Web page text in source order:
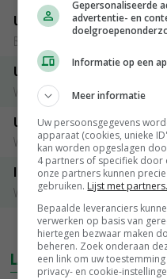
Uitbetaalprijs DCA
Biggen weekprijzen
Uitbetaalprijs Compaxo
Vleesvarkens
Uitbetaalprijs Van Rooi Meat
Vleesvarkens
ISN prijs Frankrijk
Vleesvarkens
MEER
LAATSTE NIEUWS
Gepersonaliseerde
advertentie- en
Informatie op een
Meer informatie
Uw persoonsgegevens
apparaat (cookies, unieke
kan worden opgeslagen
4 partners of specifiek door
onze partners kunnen
gebruiken. Lijst met partners.
Bepaalde leveranciers
verwerken op basis van
hiertegen bezwaar maken
beheren. Zoek onderaan
een link om uw
privacy- en cookie-